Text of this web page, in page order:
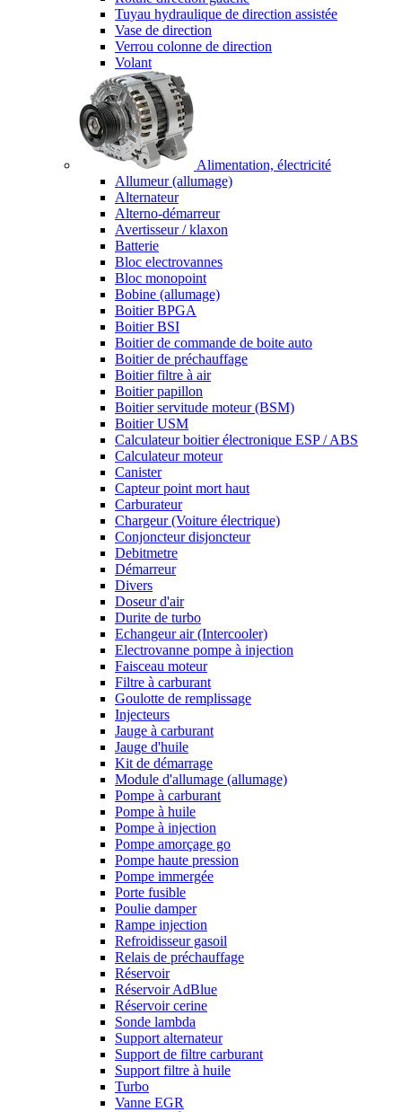
Tuyau hydraulique de direction assistée
Vase de direction
Verrou colonne de direction
Volant
Alimentation, électricité
Allumeur (allumage)
Alternateur
Alterno-démarreur
Avertisseur / klaxon
Batterie
Bloc electrovannes
Bloc monopoint
Bobine (allumage)
Boitier BPGA
Boitier BSI
Boitier de commande de boite auto
Boitier de préchauffage
Boitier filtre à air
Boitier papillon
Boitier servitude moteur (BSM)
Boitier USM
Calculateur boitier électronique ESP / ABS
Calculateur moteur
Canister
Capteur point mort haut
Carburateur
Chargeur (Voiture électrique)
Conjoncteur disjoncteur
Debitmetre
Démarreur
Divers
Doseur d'air
Durite de turbo
Echangeur air (Intercooler)
Electrovanne pompe à injection
Faisceau moteur
Filtre à carburant
Goulotte de remplissage
Injecteurs
Jauge à carburant
Jauge d'huile
Kit de démarrage
Module d'allumage (allumage)
Pompe à carburant
Pompe à huile
Pompe à injection
Pompe amorçage go
Pompe haute pression
Pompe immergée
Porte fusible
Poulie damper
Rampe injection
Refroidisseur gasoil
Relais de préchauffage
Réservoir
Réservoir AdBlue
Réservoir cerine
Sonde lambda
Support alternateur
Support de filtre carburant
Support filtre à huile
Turbo
Vanne EGR